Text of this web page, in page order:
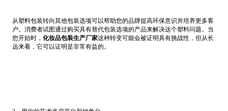
从塑料包装转向其他包装选项可以帮助您的品牌提高环保意识并培养更多客
户。消费者试图通过购买具有替代包装选项的产品来解决这个塑料问题。当
您开始时， 化妆品包装生产厂家这种转变可能会被证明具有挑战性，但从长
远来看，它可以证明是非常有益的。